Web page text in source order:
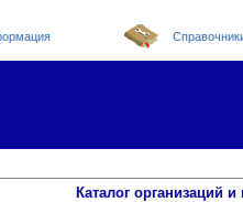
Каталог организаций